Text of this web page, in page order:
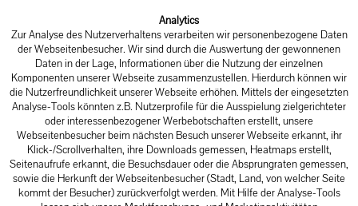
Analytics
Zur Analyse des Nutzerverhaltens verarbeiten wir personenbezogene Daten
der Webseitenbesucher. Wir sind durch die Auswertung der gewonnenen
Daten in der Lage, Informationen über die Nutzung der einzelnen
Komponenten unserer Webseite zusammenzustellen. Hierdurch können wir
die Nutzerfreundlichkeit unserer Webseite erhöhen. Mittels der eingesetzten
Analyse-Tools könnten z.B. Nutzerprofile für die Ausspielung zielgerichteter
oder interessenbezogener Werbebotschaften erstellt, unsere
Webseitenbesucher beim nächsten Besuch unserer Webseite erkannt, ihr
Klick-/Scrollverhalten, ihre Downloads gemessen, Heatmaps erstellt,
Seitenaufrufe erkannt, die Besuchsdauer oder die Absprungraten gemessen,
sowie die Herkunft der Webseitenbesucher (Stadt, Land, von welcher Seite
kommt der Besucher) zurückverfolgt werden. Mit Hilfe der Analyse-Tools